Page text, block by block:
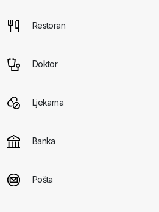
Restoran
Doktor
Ljekarna
Banka
Pošta